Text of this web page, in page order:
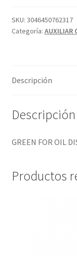
ML
SENNELIE
SKU: 3046450762317
Categoría: AUXILIAR
Descripción
Descripción
GREEN FOR OIL
Productos